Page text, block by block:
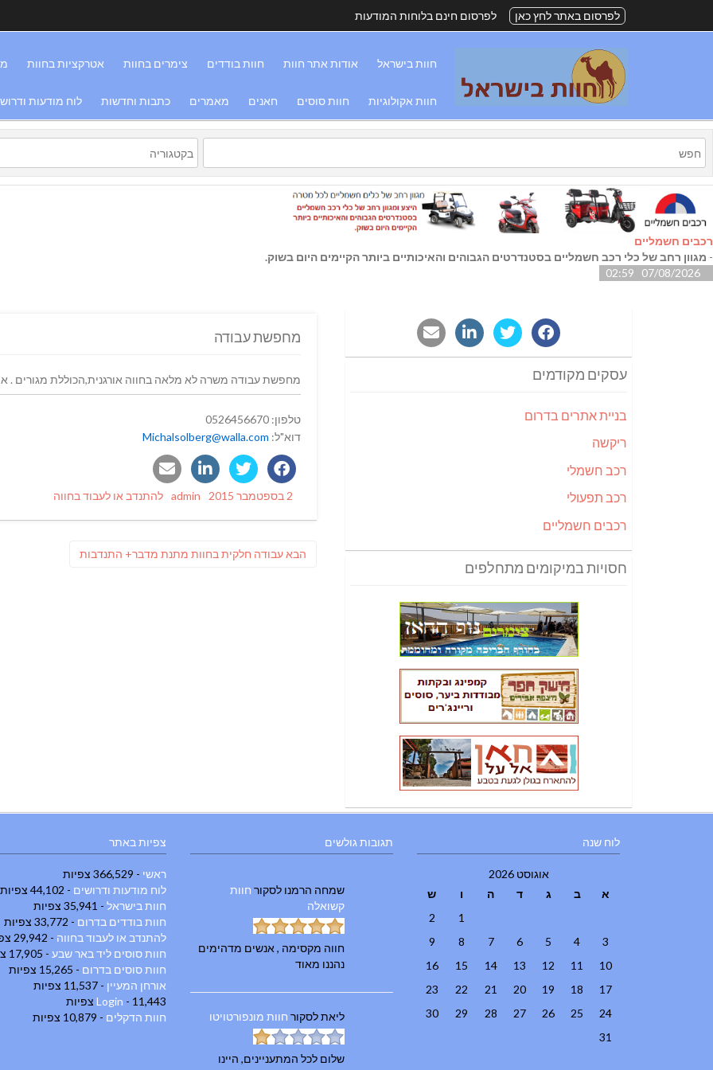
לפרסום באתר לחץ כאן לפרסום חינם בלוחות המודעות
חוות בישראל אודות אתר חוות חוות בודדים צימרים בחוות אטרקציות בחוות
חוות אקולוגיות חוות סוסים חאנים מאמרים כתבות וחדשות לוח מודעות
רכבים חשמליים
- מגוון רחב של כלי רכב חשמליים בסטנדרטים הגבוהים והאיכותיים ביותר הקיימים היום בשוק.
07/08/2026 02:59
מחפשת עבודה
מחפשת עבודה משרה לא מלאה בחווה אורגנית,הכוללת מגורים .
טלפון: 0526456670
דוא"ל: Michalsolberg@walla.com
Posted
2 בספטמבר 2015 Author
admin
Categories
להתנדב או לעבוד בחווה
הבאפוסט
עבודה חלקית בחוות מתנת מדבר+ התנדבות
עסקים מקודמים
בניית אתרים בדרום
ריקשה
רכב חשמלי
רכב תפעולי
רכבים חשמליים
חסויות במיקומים מתחלפים
צפיות באתר
ראשי - 366,529 צפיות
לוח מודעות ודרושים - 44,102 צפיות
חוות בישראל - 35,941 צפיות
חוות בודדים בדרום - 33,772 צפיות
להתנדב או לעבוד בחווה - 29,942 צפיות
חוות סוסים ליד באר שבע - 17,905 צפיות
חוות סוסים בדרום - 15,265 צפיות
אורחן המעיין - 11,537 צפיות
Login - 11,443 צפיות
חוות הדקלים - 10,879 צפיות
תגובות גולשים
שמחה הרמנו לסקור חוות
קשואלה
חווה מקסימה , אנשים מדהימים
נהננו מאוד
ליאתלסקור חוות מונפורטויטו
שלום לכל המתעניינים, היינו
לוח שנה
אוגוסט 2026
א
ב ג ד ה ו
ש
1
2
3
4
5
6
7
8
9
10
11
12
13
14
15
16
17
18
19
20
21
22
23
24
25
26
27
28
29
30
31